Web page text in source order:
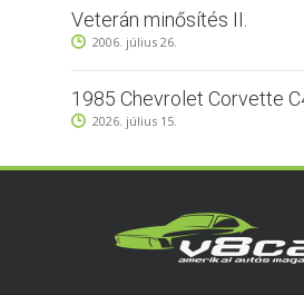
Veterán minősítés II.
2006. július 26.
1985 Chevrolet Corvette
2026. július 15.